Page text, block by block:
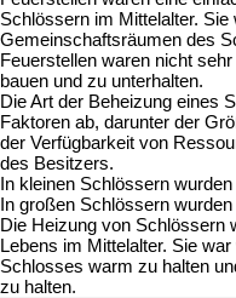
Schlössern im Mittelalter.
Gemeinschaftsräumen des
Feuerstellen waren nicht
bauen und zu unterhalten.
Die Art der Beheizung eines
Faktoren ab, darunter der
der Verfügbarkeit von
des Besitzers.
In kleinen Schlössern
In großen Schlössern
Die Heizung von Schlössern
Lebens im Mittelalter. Sie
Schlosses warm zu halten
zu halten.